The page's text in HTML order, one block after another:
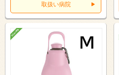
取扱い病院